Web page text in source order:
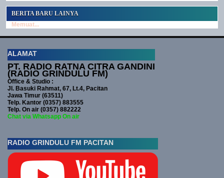
BERITA BARU LAINYA
Memuat...
ALAMAT
PT. RADIO RATNA CITRA GANDINI
(RADIO GRINDULU FM)
Office & Studio :
Jl. Basuki Rahmat, 67, Lt.4, Pacitan
Jawa Timur (63511)
Telp. Kantor (0357) 883555
Telp. On air (0357) 882222
Chat via Whatsapp On air
RADIO GRINDULU FM PACITAN